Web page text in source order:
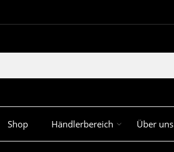
Shop Händlerbereich Über uns